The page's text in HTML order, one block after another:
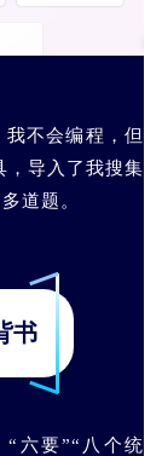
不会编程，但
，导入了我搜集
道题。
书
六要”“八个统